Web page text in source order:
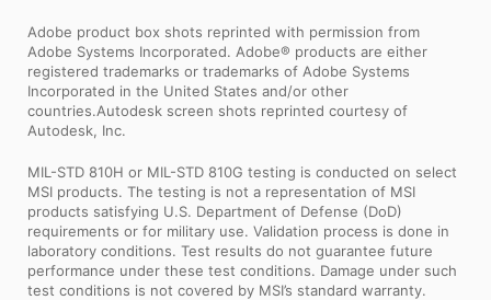
Adobe product box shots reprinted with permission from
Adobe Systems Incorporated. Adobe® products are either
registered trademarks or trademarks of Adobe Systems
Incorporated in the United States and/or other
countries.Autodesk screen shots reprinted courtesy of
Autodesk, Inc.
MIL-STD 810H or MIL-STD 810G testing is conducted on select
MSI products. The testing is not a representation of MSI
products satisfying U.S. Department of Defense (DoD)
requirements or for military use. Validation process is done in
laboratory conditions. Test results do not guarantee future
performance under these test conditions. Damage under such
test conditions is not covered by MSI’s standard warranty.